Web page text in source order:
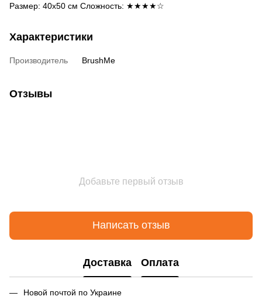
Размер: 40х50 см Сложность: ★★★★☆
Характеристики
Производитель BrushMe
Отзывы
Добавьте первый отзыв
Написать отзыв
Доставка Оплата
Новой почтой по Украине